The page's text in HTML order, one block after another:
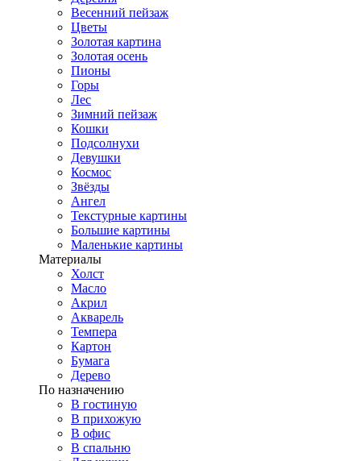
Весенний пейзаж
Цветы
Золотая картина
Золотая осень
Пионы
Горы
Лес
Зимний пейзаж
Кошки
Подсолнухи
Девушки
Космос
Звёзды
Ангел
Текстурные картины
Большие картины
Маленькие картины
Материалы
Холст
Масло
Акрил
Акварель
Темпера
Картон
Бумага
Дерево
По назначению
В гостиную
В прихожую
В офис
В спальню